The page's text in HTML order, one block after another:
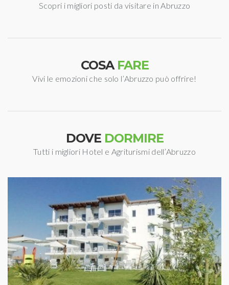
Scopri i migliori posti da visitare in Abruzzo
COSA FARE
Vivi le emozioni che solo l’Abruzzo può offrire!
DOVE DORMIRE
Tutti i migliori Hotel e Agriturismi dell’Abruzzo